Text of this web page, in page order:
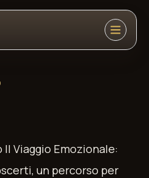
Viaggio Emozionale:
un percorso per